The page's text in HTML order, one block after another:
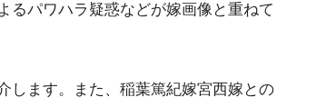
るパワハラ疑惑などが嫁画像と重ねて
します。また、稲葉篤紀嫁宮西嫁との